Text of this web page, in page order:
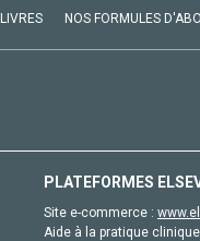
LIVRES NOS FORMULES
PLATEFORMES
Site e-commerce :
Aide à la pratique